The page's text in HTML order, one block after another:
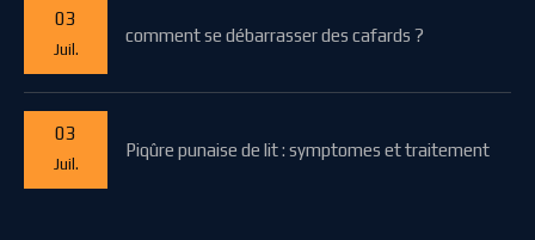
03
Juil.
comment se débarrasser des cafards ?
03
Juil.
Piqûre punaise de lit : symptomes et traitement